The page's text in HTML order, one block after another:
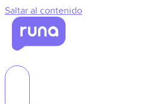
Saltar al contenido